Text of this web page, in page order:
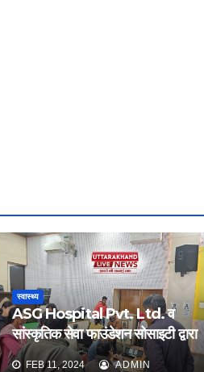
स्वास्थ्य
ASG Hospital Pvt. Ltd. व
सांस्कृतिक सेवा फाउंडेशन सोसाइटी द्वारा
पुलिस लाइन देहरादून में नेत्र जाँच शिविर
FEB 11, 2024 ADMIN